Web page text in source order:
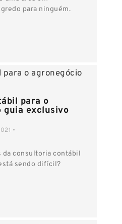
para ninguém.
para o
guia exclusivo
•
da consultoria contábil
sendo difícil?